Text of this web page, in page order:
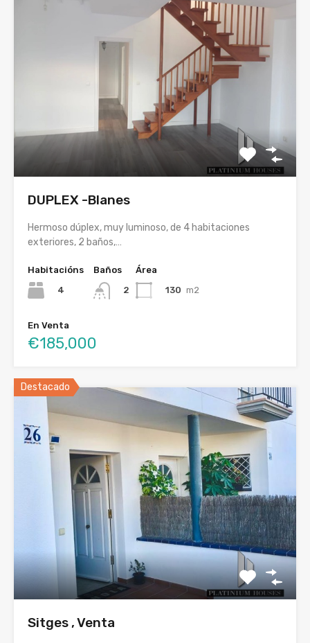
DUPLEX -Blanes
Hermoso dúplex, muy luminoso, de 4 habitaciones
exteriores, 2 baños,…
Habitacións
4
Baños
2
Área
130 m2
En Venta
€185,000
Destacado
Sitges , Venta